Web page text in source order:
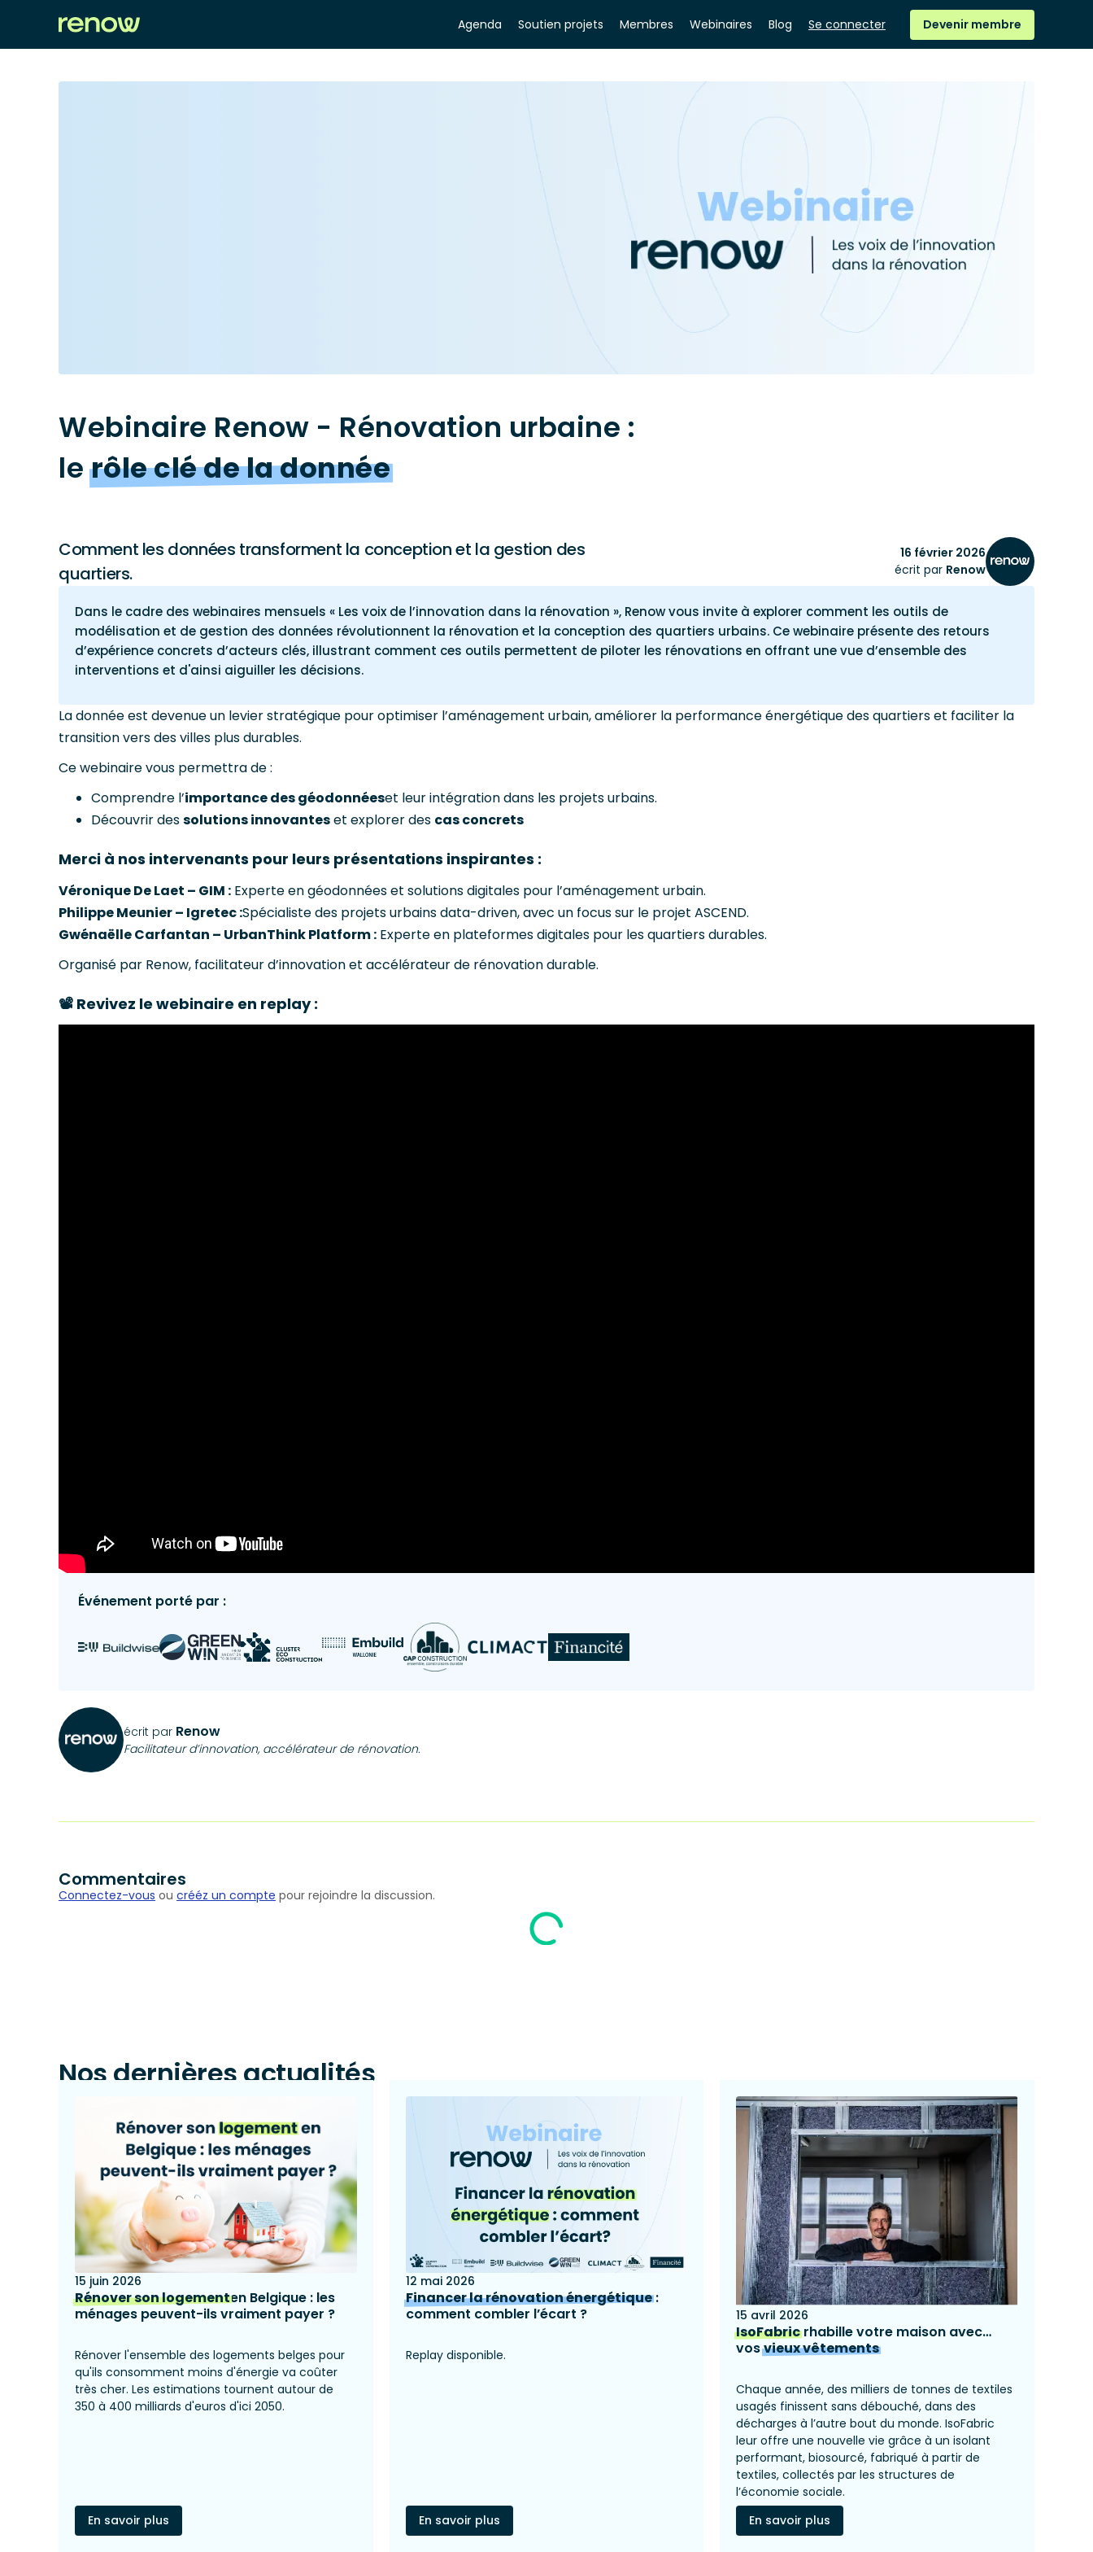
Agenda Soutien projets Membres Webinaires Blog Se connecter Devenir membre
Webinaire Renow - Rénovation urbaine :
lerôle clé de la donnée
Comment les données transforment la conception et la gestion des
quartiers.
16 février 2026
écrit par Renow
Dans le cadre des webinaires mensuels « Les voix de l’innovation dans la rénovation », Renow vous invite à explorer comment les outils de
modélisation et de gestion des données révolutionnent la rénovation et la conception des quartiers urbains. Ce webinaire présente des retours
d’expérience concrets d’acteurs clés, illustrant comment ces outils permettent de piloter les rénovations en offrant une vue d’ensemble des
interventions et d'ainsi aiguiller les décisions.
La donnée est devenue un levier stratégique pour optimiser l’aménagement urbain, améliorer la performance énergétique des quartiers et faciliter la
transition vers des villes plus durables.
Ce webinaire vous permettra de :
Comprendre l’importance des géodonnéeset leur intégration dans les projets urbains.
Découvrir dessolutions innovanteset explorer des cas concrets
Merci à nos intervenants pour leurs présentations inspirantes :
Véronique De Laet – GIM : Experte en géodonnées et solutions digitales pour l’aménagement urbain.
Philippe Meunier – Igretec :Spécialiste des projets urbains data-driven, avec un focus sur le projet ASCEND.
Gwénaëlle Carfantan – UrbanThink Platform : Experte en plateformes digitales pour les quartiers durables.
Organisé par Renow, facilitateur d’innovation et accélérateur de rénovation durable.
📽️ Revivez le webinaire en replay :
Événement porté par :
écrit par Renow
Facilitateur d’innovation, accélérateur de rénovation.
Commentaires
Connectez-vous ou crééz un compte pour rejoindre la discussion.
Nos dernières actualités
15 juin 2026
Rénover son logementen Belgique : les
ménages peuvent-ils vraiment payer ?
Rénover l'ensemble des logements belges pour
qu'ils consomment moins d'énergie va coûter
très cher. Les estimations tournent autour de
350 à 400 milliards d'euros d'ici 2050.
En savoir plus
12 mai 2026
Financer la rénovation énergétique:
comment combler l’écart ?
Replay disponible.
En savoir plus
15 avril 2026
IsoFabricrhabille votre maison avec…
vosvieux vêtements
Chaque année, des milliers de tonnes de textiles
usagés finissent sans débouché, dans des
décharges à l’autre bout du monde. IsoFabric
leur offre une nouvelle vie grâce à un isolant
performant, biosourcé, fabriqué à partir de
textiles, collectés par les structures de
l’économie sociale.
En savoir plus